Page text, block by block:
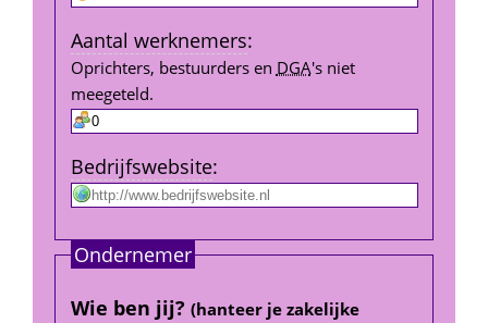
Aantal werk­nemers:
Oprichters, bestuurders en DGA's niet
meegeteld.
Bedrijfs­website:
Ondernemer
Wie ben jij? (hanteer je zakelijke